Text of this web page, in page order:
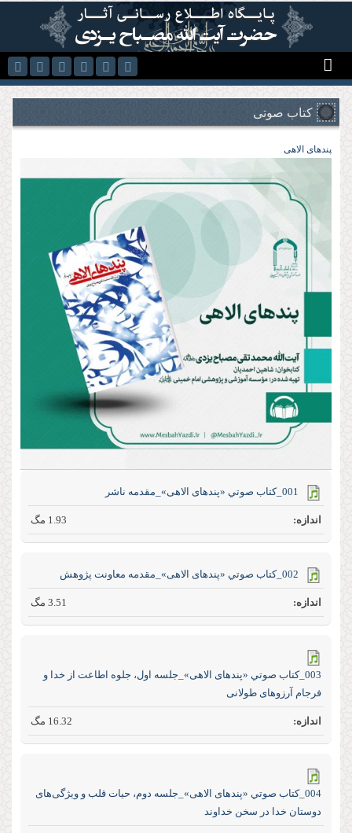
رفتن به محتوای اصلی
کتاب صوتی
پند‌های الاهی
001_كتاب صوتي «پند‌های الاهی»_مقدمه ناشر
1.93 مگ
002_كتاب صوتي «پند‌های الاهی»_مقدمه معاونت پژوهش
3.51 مگ
003_كتاب صوتي «پند‌های الاهی»_جلسه اول، جلوه اطاعت از خدا و
فرجام آرزو‌های طولانی
16.32 مگ
004_كتاب صوتي «پند‌های الاهی»_جلسه دوم، حیات قلب و ویژگی‌های
دوستان خدا در سخن خداوند